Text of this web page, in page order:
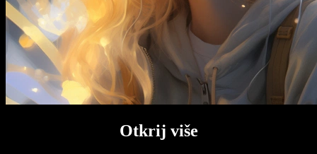
Otkrij više